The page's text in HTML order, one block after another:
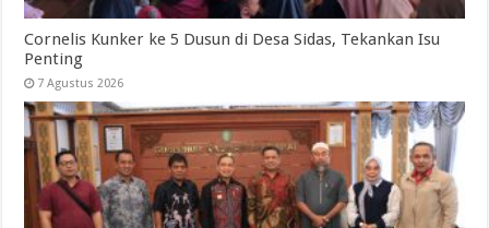
Cornelis Kunker ke 5 Dusun di Desa Sidas, Tekankan Isu
Penting
7 Agustus 2026